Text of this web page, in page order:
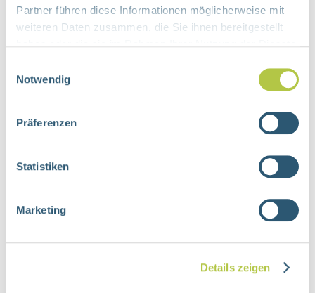
Partner führen diese Informationen möglicherweise mit
weiteren Daten zusammen, die Sie ihnen bereitgestellt
Notwendig
Präferenzen
Statistiken
Marketing
Details zeigen
E-Mail schreiben
Weiterführende Inhalte